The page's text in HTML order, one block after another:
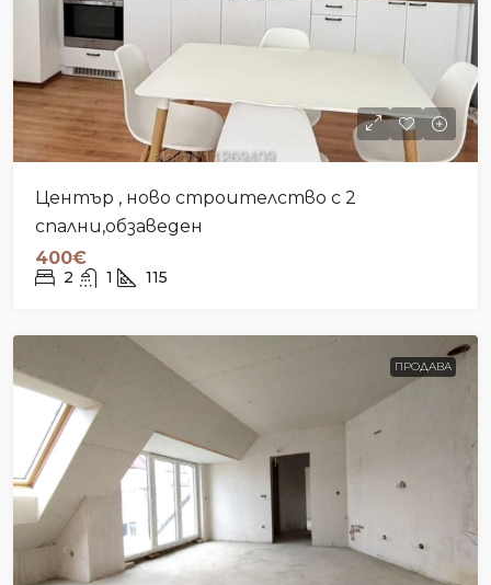
Център , ново строителство с 2
спални,обзаведен
400€
2 1 115
ПРОДАВА